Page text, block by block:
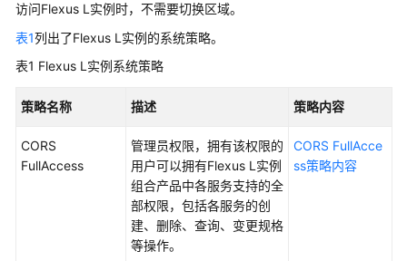
务
器
实
品
功
访问Flexus L实例时，不需要切换区域。
表1列出了Flexus L实例的系统策略。
表1 Flexus L实例系统策略
策略名称 描述 策略内容
CORS
FullAccess
管理员权限，拥有该权限的
用户可以拥有Flexus L实例
组合产品中各服务支持的全
部权限，包括各服务的创
建、删除、查询、变更规格
等操作。
CORS FullAcce
ss策略内容